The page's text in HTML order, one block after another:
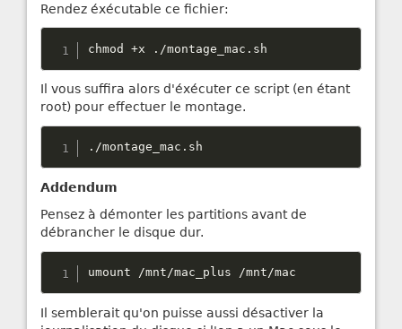
Rendez éxécutable ce fichier:
chmod +x . /montage_mac . sh
Il vous suffira alors d'éxécuter ce script (en étant
root) pour effectuer le montage.
. /montage_mac . sh
Addendum
Pensez à démonter les partitions avant de
débrancher le disque dur.
umount /mnt/mac_plus /mnt/mac
Il semblerait qu'on puisse aussi désactiver la